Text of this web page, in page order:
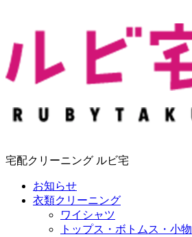
宅配クリーニング ルビ宅
お知らせ
衣類クリーニング
ワイシャツ
トップス・ボトムス・小物